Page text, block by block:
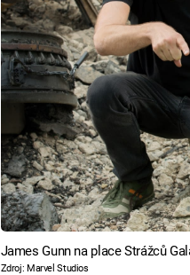
James Gunn na place Strážců
Zdroj: Marvel Studios